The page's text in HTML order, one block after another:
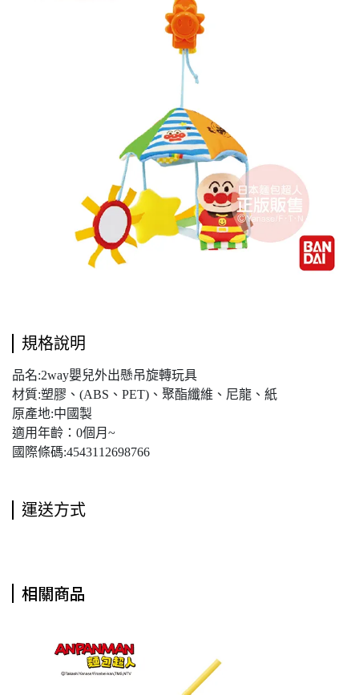
規格說明
品名:2way嬰兒外出懸吊旋轉玩具
材質:塑膠、(ABS、PET)、聚酯纖維、尼龍、紙
原產地:中國製
適用年齡：0個月~
國際條碼:4543112698766
運送方式
相關商品